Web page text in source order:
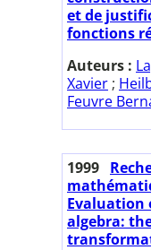
et de
fonctions
Auteurs :
Xavier ;
Feuvre
1999
Evaluation
algebra: